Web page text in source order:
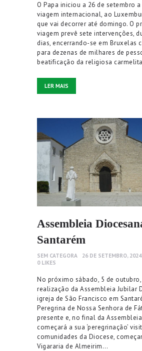
O Papa iniciou a 26 de setembro a
viagem internacional, ao
que vai decorrer até domingo. O
viagem prevê sete intervenções,
dias, encerrando-se em Bruxelas
para dezenas de milhares de
beatificação da religiosa
LER MAIS
Assembleia
Santarém
SEM CATEGORA 26 DE SETEMBRO, 2024
0 LIKES
No próximo sábado, 5 de
realização da Assembleia Jubilar
igreja de São Francisco em
Peregrina de Nossa Senhora de
presente e, no final da
começará a sua ‘peregrinação’
comunidades da Diocese,
Vigararia de Almeirim…